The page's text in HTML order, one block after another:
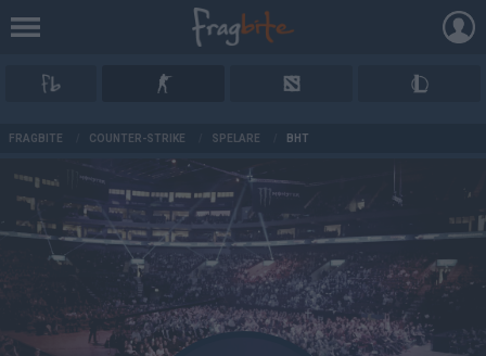
FRAGBITE COUNTER-STRIKE SPELARE BHT